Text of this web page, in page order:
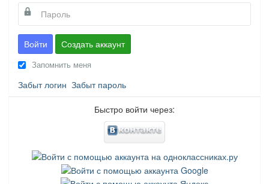
Войти Создать аккаунт
Запомнить меня
Забыт логин Забыт пароль
Быстро войти через: